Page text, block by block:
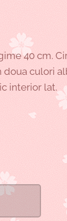
40 cm.
culori
interior lat.